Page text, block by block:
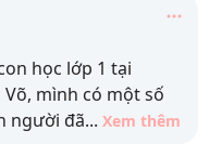
học lớp 1 tại
mình có một số
người đã... Xem thêm